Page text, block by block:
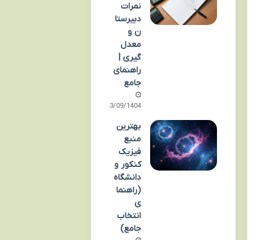
نمرات
دبیرستا
ن و
معدل
گیری |
راهنمای
جامع
13/09/1404
بهترین
منبع
فیزیک
کنکور و
دانشگاه
(راهنما
ی
انتخاب
جامع)